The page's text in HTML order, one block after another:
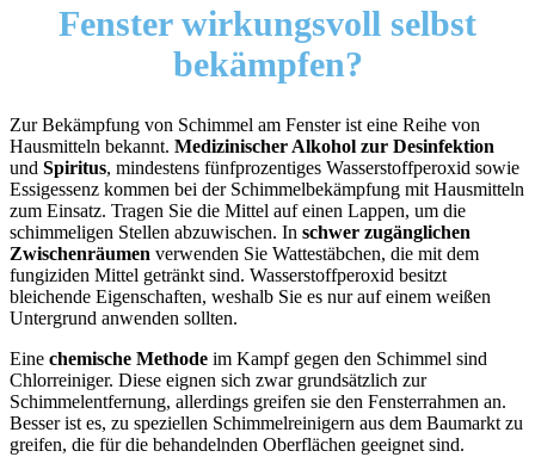
Fenster wirkungsvoll selbst
bekämpfen?
Zur Bekämpfung von Schimmel am Fenster ist eine Reihe von
Hausmitteln bekannt. Medizinischer Alkohol zur Desinfektion
und Spiritus, mindestens fünfprozentiges Wasserstoffperoxid sowie
Essigessenz kommen bei der Schimmelbekämpfung mit Hausmitteln
zum Einsatz. Tragen Sie die Mittel auf einen Lappen, um die
schimmeligen Stellen abzuwischen. In schwer zugänglichen
Zwischenräumen verwenden Sie Wattestäbchen, die mit dem
fungiziden Mittel getränkt sind. Wasserstoffperoxid besitzt
bleichende Eigenschaften, weshalb Sie es nur auf einem weißen
Untergrund anwenden sollten.
Eine chemische Methode im Kampf gegen den Schimmel sind
Chlorreiniger. Diese eignen sich zwar grundsätzlich zur
Schimmelentfernung, allerdings greifen sie den Fensterrahmen an.
Besser ist es, zu speziellen Schimmelreinigern aus dem Baumarkt zu
greifen, die für die behandelnden Oberflächen geeignet sind.